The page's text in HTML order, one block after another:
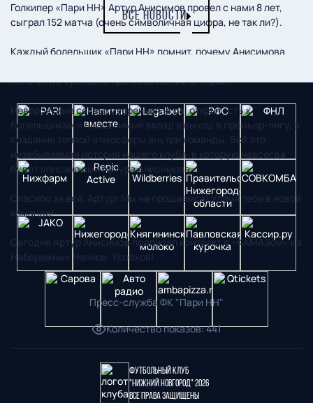
Голкипер «Пари НН» Артур Анисимов провел с нами 8 лет,
сыграл 152 матча (очень символичная цифра, не так ли?).
Каждый болельщик «Пари НН» помнит, почему Анисимова
пенальти в кубковом противостоянии с «Уфой».
Невероятные сейвы, уверенная игра, открытость к
болельщикам и неоценимый вклад в выход в премьер-лигу, в
создание теплой атмосферы внутри команды. Всё это
незабываемая история нашего клуба, в которую навсегда
будет вписано имя Артура Анисимова.
Спасибо за всё, Артур! Мы не прощаемся! Удачи тебе в новой
команде!
Сегодня Артур Анисимов подписал контракт с «КАМАЗом» из
Набережных Челнов. Успехов!
Пресс-служба ФК "Пари НН"
Количество показов:441
ВСЕ НОВОСТИ
Футбольный клуб
"Нижний Новгород" 2026
Все права защищены